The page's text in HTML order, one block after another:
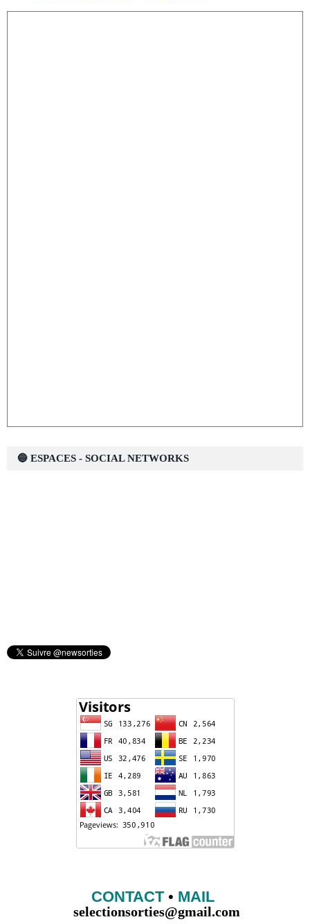
🔵 ESPACES - SOCIAL NETWORKS
CONTACT• MAIL
selectionsorties@gmail.com